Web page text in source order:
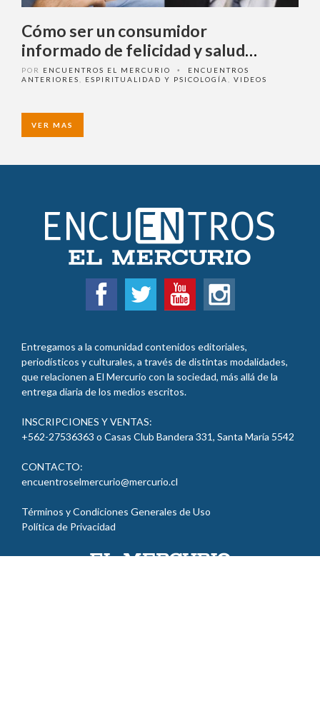
Cómo ser un consumidor
informado de felicidad y salud
mental
POR ENCUENTROS EL MERCURIO •
ENCUENTROS
ANTERIORES
ESPIRITUALIDAD Y PSICOLOGÍA VIDEOS
VER MAS
Entregamos a la comunidad contenidos editoriales,
periodísticos y culturales, a través de distintas modalidades,
que relacionen a El Mercurio con la sociedad, más allá de la
entrega diaria de los medios escritos.
INSCRIPCIONES Y VENTAS:
+562-27536363 o Casas Club Bandera 331, Santa María 5542
CONTACTO:
encuentroselmercurio@mercurio.cl
Términos y Condiciones Generales de Uso
Política de Privacidad